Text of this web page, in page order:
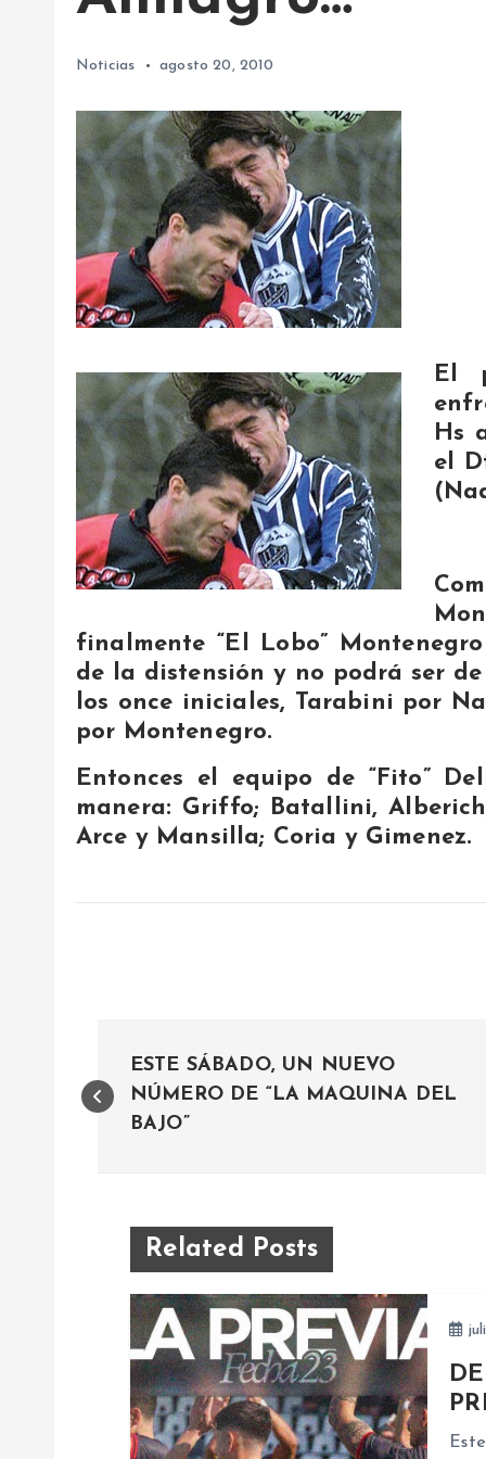
Noticias agosto 20, 2010
El
Hs
el
finalmente “El Lobo”
de la distensión y no podrá ser
los once iniciales, Tarabini por
por Montenegro.
Entonces el equipo de “Fito”
manera: Griffo; Batallini,
Arce y Mansilla; Coria y Gimenez.
a
ESTE SÁBADO, UN NUEVO
NÚMERO DE “LA MAQUINA DEL
BAJO”
Related Posts